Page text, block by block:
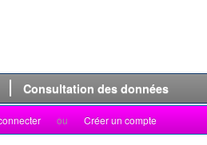
Consultation des données
ou Créer un compte